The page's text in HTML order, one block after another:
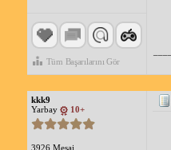
Tüm Başarılarını Gör
kkk9
Yarbay
10+
3926 Mesaj